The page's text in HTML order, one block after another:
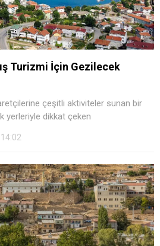
Turizmi İçin Gezilecek
çeşitli aktiviteler sunan bir
yerleriyle dikkat çeken